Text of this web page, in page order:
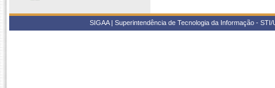
SIGAA | Superintendência de Tecnologia da Informação -